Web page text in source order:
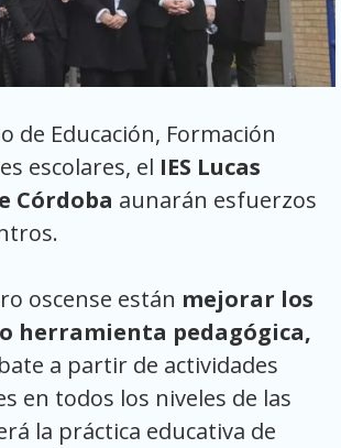
de Educación, Formación
escolares, el IES Lucas
Córdoba aunarán esfuerzos
oscense están mejorar los
herramienta pedagógica,
a partir de actividades
en todos los niveles de las
la práctica educativa de